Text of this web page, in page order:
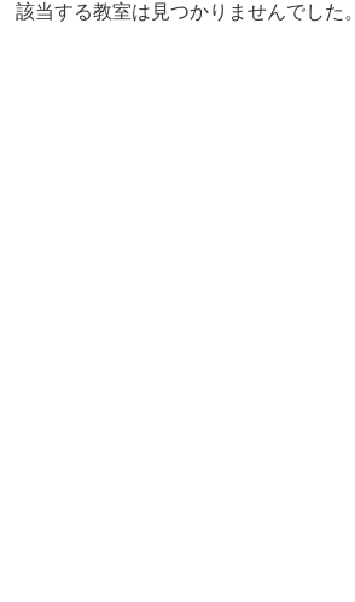
該当する教室は見つかりませんでした。